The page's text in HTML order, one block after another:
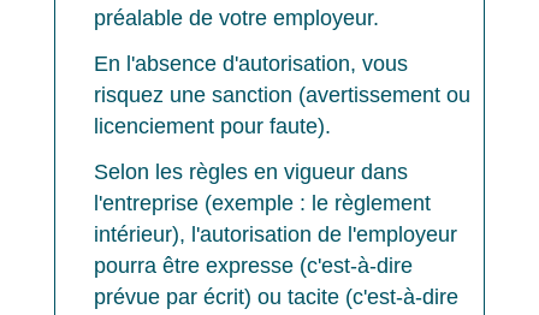
préalable de votre employeur.
En l'absence d'autorisation, vous
risquez une sanction (avertissement ou
licenciement pour faute).
Selon les règles en vigueur dans
l'entreprise (exemple : le règlement
intérieur), l'autorisation de l'employeur
pourra être expresse (c'est-à-dire
prévue par écrit) ou tacite (c'est-à-dire